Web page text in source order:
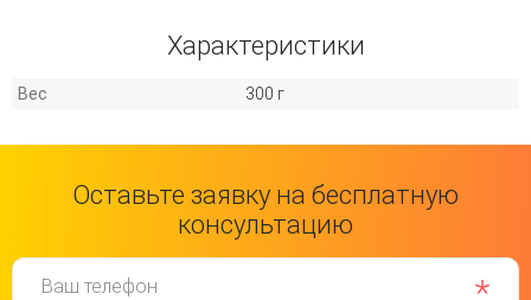
Характеристики
Вес 300 г
Оставьте заявку на бесплатную
консультацию
Ваш телефон